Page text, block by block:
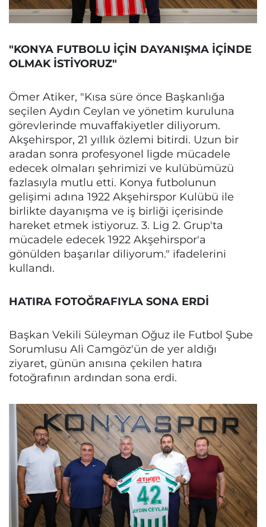
"KONYA FUTBOLU İÇİN DAYANIŞMA İÇİNDE
OLMAK İSTİYORUZ"
Ömer Atiker, "Kısa süre önce Başkanlığa
seçilen Aydın Ceylan ve yönetim kuruluna
görevlerinde muvaffakiyetler diliyorum.
Akşehirspor, 21 yıllık özlemi bitirdi. Uzun bir
aradan sonra profesyonel ligde mücadele
edecek olmaları şehrimizi ve kulübümüzü
fazlasıyla mutlu etti. Konya futbolunun
gelişimi adına 1922 Akşehirspor Kulübü ile
birlikte dayanışma ve iş birliği içerisinde
hareket etmek istiyoruz. 3. Lig 2. Grup'ta
mücadele edecek 1922 Akşehirspor'a
gönülden başarılar diliyorum." ifadelerini
kullandı.
HATIRA FOTOĞRAFIYLA SONA ERDİ
Başkan Vekili Süleyman Oğuz ile Futbol Şube
Sorumlusu Ali Camgöz'ün de yer aldığı
ziyaret, günün anısına çekilen hatıra
fotoğrafının ardından sona erdi.